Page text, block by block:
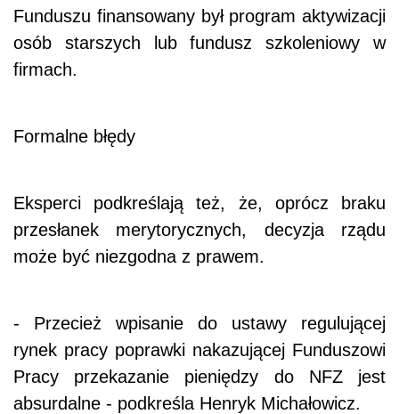
Funduszu finansowany był program aktywizacji
osób starszych lub fundusz szkoleniowy w
firmach.
Formalne błędy
Eksperci podkreślają też, że, oprócz braku
przesłanek merytorycznych, decyzja rządu
może być niezgodna z prawem.
- Przecież wpisanie do ustawy regulującej
rynek pracy poprawki nakazującej Funduszowi
Pracy przekazanie pieniędzy do NFZ jest
absurdalne - podkreśla Henryk Michałowicz.